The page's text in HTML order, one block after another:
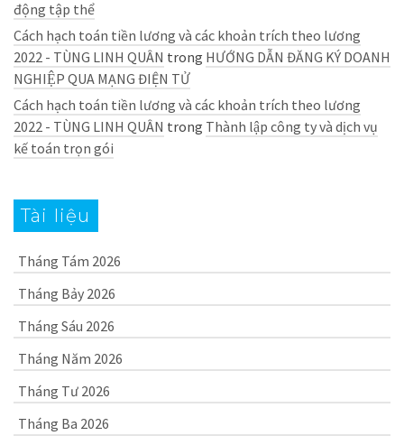
động tập thể
Cách hạch toán tiền lương và các khoản trích theo lương
2022 - TÙNG LINH QUÂN trong HƯỚNG DẪN ĐĂNG KÝ DOANH
NGHIỆP QUA MẠNG ĐIỆN TỬ
Cách hạch toán tiền lương và các khoản trích theo lương
2022 - TÙNG LINH QUÂN trong Thành lập công ty và dịch vụ
kế toán trọn gói
Tài liệu
Tháng Tám 2026
Tháng Bảy 2026
Tháng Sáu 2026
Tháng Năm 2026
Tháng Tư 2026
Tháng Ba 2026